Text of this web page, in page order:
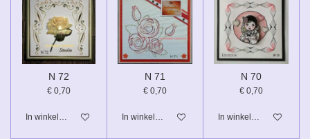
N 72
€ 0,70
In winkelwagen
N 71
€ 0,70
In winkelwagen
N 70
€ 0,70
In winkelwagen